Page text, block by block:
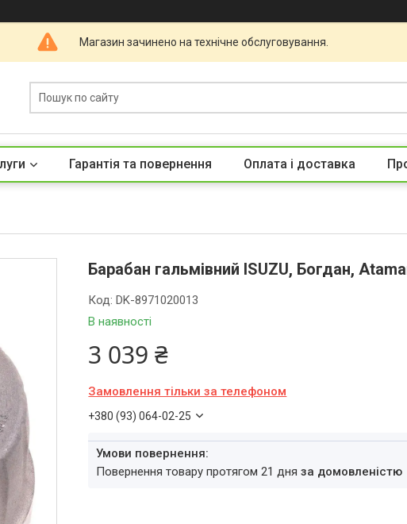
Магазин зачинено на технічне обслуговування.
Гарантія та повернення Оплата і доставка
Барабан гальмівний ISUZU, Богдан,
В наявності
Код:DK-8971020013
3 039 ₴
Замовлення тільки за телефоном
+380 (93) 064-02-25
повернення товару протягом 21 дняза домовленістю